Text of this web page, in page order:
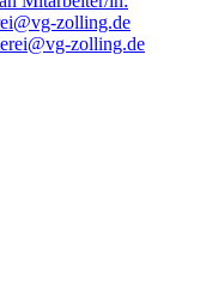
zolling.de